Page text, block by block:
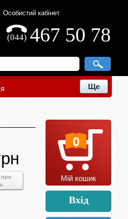
Особистий кабінет
467 50 78
(044)
Ще
про
0
Мій кошик
Вхід